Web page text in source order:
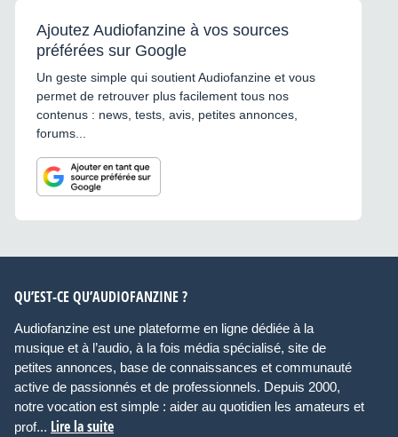
Ajoutez Audiofanzine à vos sources
préférées sur Google
Un geste simple qui soutient Audiofanzine et vous
permet de retrouver plus facilement tous nos
contenus : news, tests, avis, petites annonces,
forums...
QU’EST-CE QU’AUDIOFANZINE ?
Audiofanzine est une plateforme en ligne dédiée à la
musique et à l’audio, à la fois média spécialisé, site de
petites annonces, base de connaissances et communauté
active de passionnés et de professionnels. Depuis 2000,
notre vocation est simple : aider au quotidien les amateurs et
prof... Lire la suite